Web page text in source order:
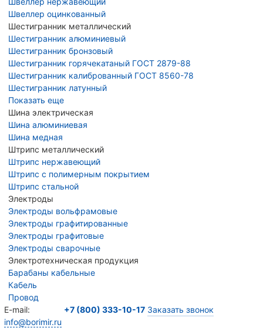
Швеллер оцинкованный
Шестигранник металлический
Шестигранник алюминиевый
Шестигранник бронзовый
Шестигранник горячекатаный ГОСТ 2879-88
Шестигранник калиброванный ГОСТ 8560-78
Шестигранник латунный
Показать еще
Шина электрическая
Шина алюминиевая
Шина медная
Штрипс металлический
Штрипс нержавеющий
Штрипс с полимерным покрытием
Штрипс стальной
Электроды
Электроды вольфрамовые
Электроды графитированные
Электроды графитовые
Электроды сварочные
Электротехническая продукция
Барабаны кабельные
Кабель
Провод
E-mail:
info@borimir.ru
+7 (800) 333-10-17 Заказать звонок